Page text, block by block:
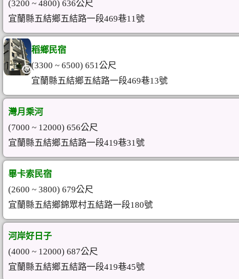
(3200 ~ 4800) 636公尺
宜蘭縣五結鄉五結路一段469巷11號
稻鄉民宿
(3300 ~ 6500) 651公尺
宜蘭縣五結鄉五結路一段469巷13號
灣月乘河
(7000 ~ 12000) 656公尺
宜蘭縣五結鄉五結路一段419巷31號
畢卡索民宿
(2600 ~ 3800) 679公尺
宜蘭縣五結鄉錦眾村五結路一段180號
河岸好日子
(4000 ~ 12000) 687公尺
宜蘭縣五結鄉五結路一段419巷45號